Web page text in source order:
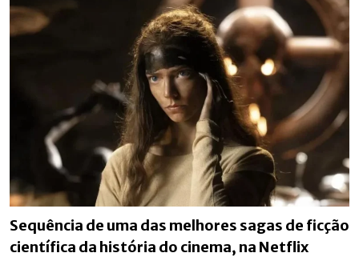
Sequência de uma das melhores sagas de ficção
científica da história do cinema, na Netflix